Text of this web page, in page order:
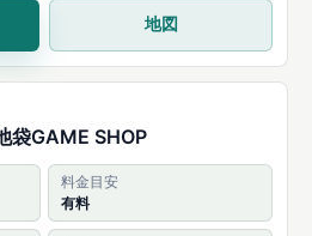
地図
袋GAME SHOP
料金目安
有料